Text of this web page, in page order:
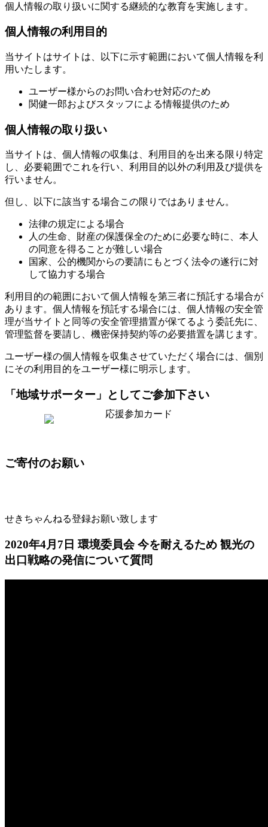
個人情報の取り扱いに関する継続的な教育を実施します。
個人情報の利用目的
当サイトはサイトは、以下に示す範囲において個人情報を利
用いたします。
ユーザー様からのお問い合わせ対応のため
関健一郎およびスタッフによる情報提供のため
個人情報の取り扱い
当サイトは、個人情報の収集は、利用目的を出来る限り特定
し、必要範囲でこれを行い、利用目的以外の利用及び提供を
行いません。
但し、以下に該当する場合この限りではありません。
法律の規定による場合
人の生命、財産の保護保全のために必要な時に、本人
の同意を得ることが難しい場合
国家、公的機関からの要請にもとづく法令の遂行に対
して協力する場合
利用目的の範囲において個人情報を第三者に預託する場合が
あります。個人情報を預託する場合には、個人情報の安全管
理が当サイトと同等の安全管理措置が保てるよう委託先に、
管理監督を要請し、機密保持契約等の必要措置を講じます。
ユーザー様の個人情報を収集させていただく場合には、個別
にその利用目的をユーザー様に明示します。
「地域サポーター」としてご参加下さい
ご寄付のお願い
せきちゃんねる登録お願い致します
2020年4月7日 環境委員会 今を耐えるため 観光の
出口戦略の発信について質問